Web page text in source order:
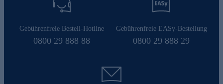
Gebührenfreie Bestell-Hotline
0800 29 888 88
Gebührenfreie EASy-Bestellung
0800 29 888 29